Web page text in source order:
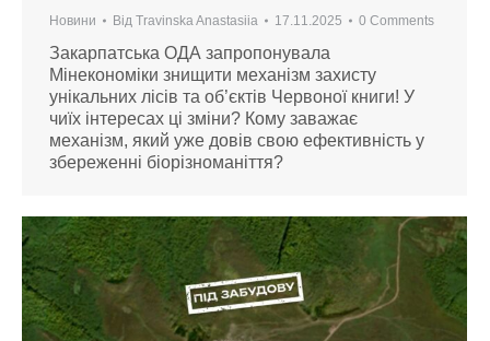
Новини Від Travinska Anastasiia 17.11.2025 0 Comments
Закарпатська ОДА запропонувала
Мінекономіки знищити механізм захисту
унікальних лісів та об’єктів Червоної книги! У
чиїх інтересах ці зміни? Кому заважає
механізм, який уже довів свою ефективність у
збереженні біорізноманіття?